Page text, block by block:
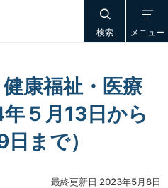
検索 メニュー
健康福祉・医療
５月13日から
まで）
最終更新日 2023年5月8日